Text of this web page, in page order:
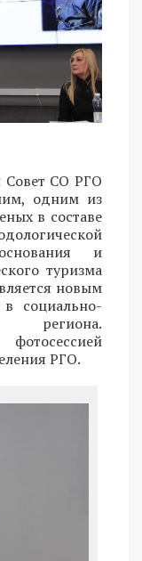
Совет СО РГО
одним из
в составе
и
туризма
новым
социально-
региона.
РГО.